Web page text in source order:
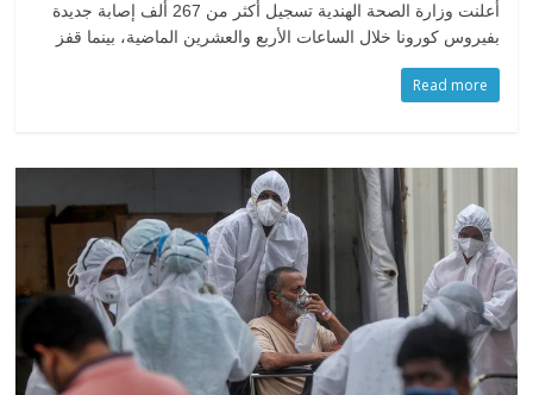
أعلنت وزارة الصحة الهندية تسجيل أكثر من 267 ألف إصابة جديدة
بفيروس كورونا خلال الساعات الأربع والعشرين الماضية، بينما قفز
Read more